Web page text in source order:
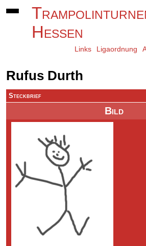
Hessen
Links Ligaordnung
Rufus Durth
Bild
Steckbrief